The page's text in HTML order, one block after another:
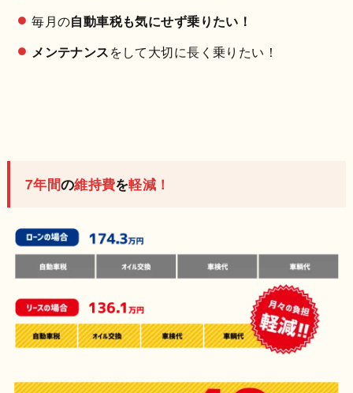
毎月の自動車税も気にせず乗りたい！
メンテナンスをして大切に長く乗りたい！
7年間の維持費を軽減！